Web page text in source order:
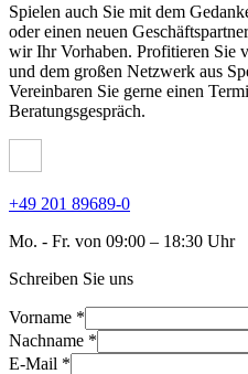
Spielen auch Sie mit dem
oder einen neuen
wir Ihr Vorhaben. Profitieren Sie
und dem großen Netzwerk aus
Vereinbaren Sie gerne einen
Beratungsgespräch.
+49 201 89689-0
Mo. - Fr. von 09:00 – 18:30 Uhr
Schreiben Sie uns
Vorname *
Nachname *
E-Mail *